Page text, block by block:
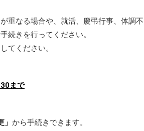
重なる場合や、就活、慶弔行事、体調
続きを行ってください。
てください。
まで
から手続きできます。